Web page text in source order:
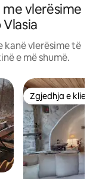
vlerësime
vlerësime të
e më shumë.
Zgjedhja e
Zgjedhja e